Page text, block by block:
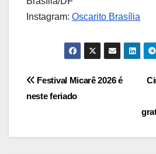
Instagram: Oscarito Brasília
Navegação
Post
Festival Micarê 2026 é
neste feriado